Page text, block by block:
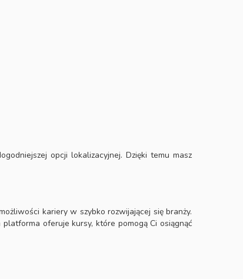
opcji lokalizacyjnej. Dzięki temu masz
kariery w szybko rozwijającej się branży.
oferuje kursy, które pomogą Ci osiągnąć